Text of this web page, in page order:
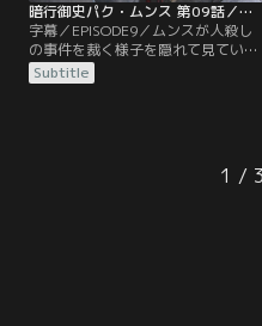
暗行御史パク・ムンス 第09話／字幕
字幕／EPISODE9／ムンスが人殺し
の事件を裁く様子を隠れて見ていた
ファリョンは…。一方、ムンスにあ
る思いを抱き始めたミンソは、訪ね
に包まれた赤子を発見、捨てられた
Subtitle
1